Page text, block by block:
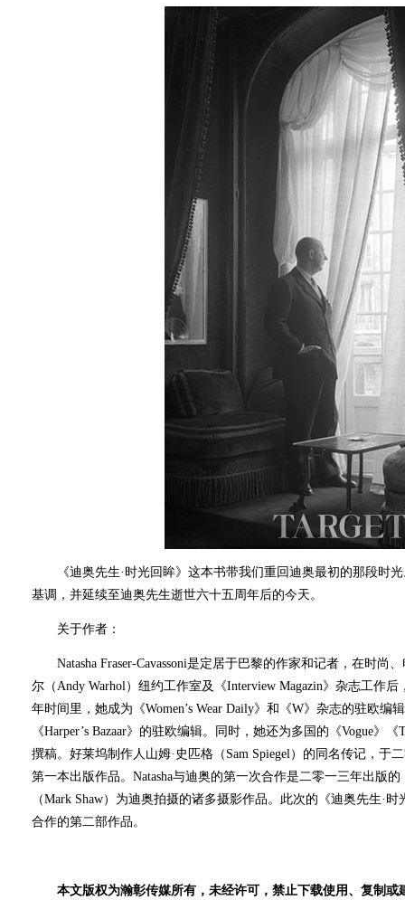
《迪奥先生·时光回眸》这本书带我们重回迪奥最初的那段时
基调，并延续至迪奥先生逝世六十五周年后的今天。
关于作者：
Natasha Fraser-Cavassoni是定居于巴黎的作家和记者，在时尚
尔（Andy Warhol）纽约工作室及《Interview Magazin》杂志工作
年时间里，她成为《Women’s Wear Daily》和《W》杂志的驻欧
《Harper’s Bazaar》的驻欧编辑。同时，她还为多国的《Vogue》
撰稿。好莱坞制作人山姆·史匹格（Sam Spiegel）的同名传记，于
第一本出版作品。Natasha与迪奥的第一次合作是二零一三年出版
（Mark Shaw）为迪奥拍摄的诸多摄影作品。此次的《迪奥先生·
合作的第二部作品。
本文版权为瀚彰传媒所有，未经许可，禁止下载使用、复制或